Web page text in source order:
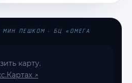
ПЕШКОМ · БЦ «ОМЕГА
карту.
↗